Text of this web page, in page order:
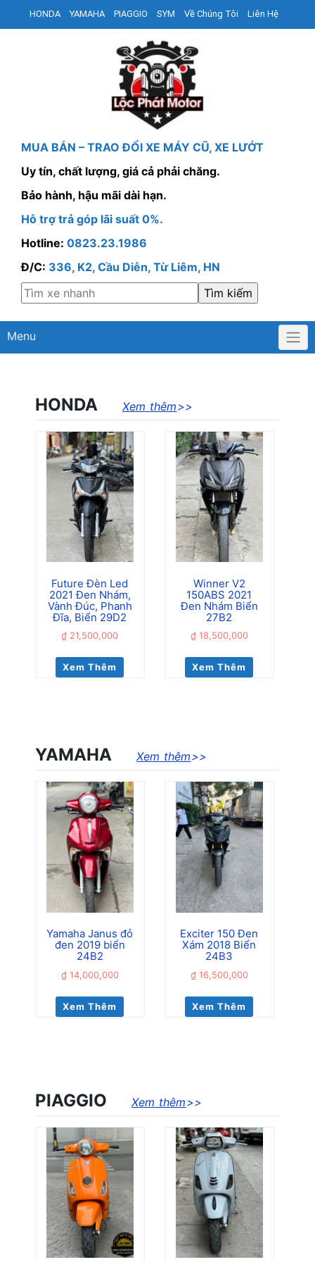
HONDA YAMAHA PIAGGIO SYM Về Chúng Tôi Liên Hệ
MUA BÁN – TRAO ĐỔI XE MÁY CŨ, XE LƯỚT
Uy tín, chất lượng, giá cả phải chăng.
Bảo hành, hậu mãi dài hạn.
Hỗ trợ trả góp lãi suất 0%.
Hotline: 0823.23.1986
Đ/C: 336, K2, Cầu Diễn, Từ Liêm, HN
Menu
HONDA Xem thêm>>
Winner V2
150ABS 2021
Đen Nhám Biển
27B2
₫18,500,000
Xem Thêm
Future Đèn Led
2021 Đen Nhám,
Vành Đúc, Phanh
Đĩa, Biển 29D2
₫ 21,500,000
Xem Thêm
YAMAHA Xem thêm>>
Exciter 150 Đen
Xám 2018 Biển
24B3
₫16,500,000
Xem Thêm
Yamaha Janus đỏ
đen 2019 biển
24B2
₫14,000,000
Xem Thêm
PIAGGIO Xem thêm>>